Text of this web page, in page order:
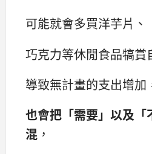
可能就會多買洋芋片、
巧克力等休閒食品犒賞
導致無計畫的支出增加
也會把「需要」以及「
混 ，